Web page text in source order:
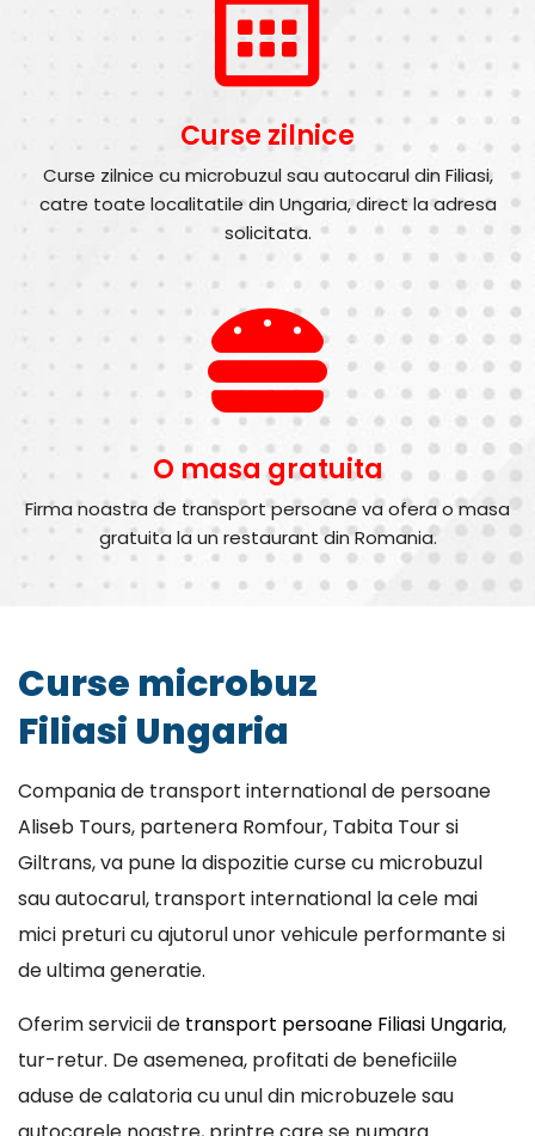
Curse zilnice
Curse zilnice cu microbuzul sau autocarul din Filiasi,
catre toate localitatile din Ungaria, direct la adresa
solicitata.
O masa gratuita
Firma noastra de transport persoane va ofera o masa
gratuita la un restaurant din Romania.
Curse microbuz
Filiasi Ungaria
Compania de transport international de persoane
Aliseb Tours, partenera Romfour, Tabita Tour si
Giltrans, va pune la dispozitie curse cu microbuzul
sau autocarul, transport international la cele mai
mici preturi cu ajutorul unor vehicule performante si
de ultima generatie.
Oferim servicii de transport persoane Filiasi Ungaria,
tur-retur. De asemenea, profitati de beneficiile
aduse de calatoria cu unul din microbuzele sau